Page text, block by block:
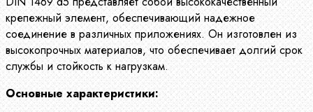
крепежный элемент, обеспечивающий надежное
соединение в различных приложениях. Он изготовлен из
высокопрочных материалов, что обеспечивает долгий срок
службы и стойкость к нагрузкам.
Основные характеристики: